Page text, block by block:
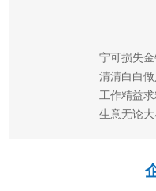
宁可损失
清清白白
工作精益
生意无论